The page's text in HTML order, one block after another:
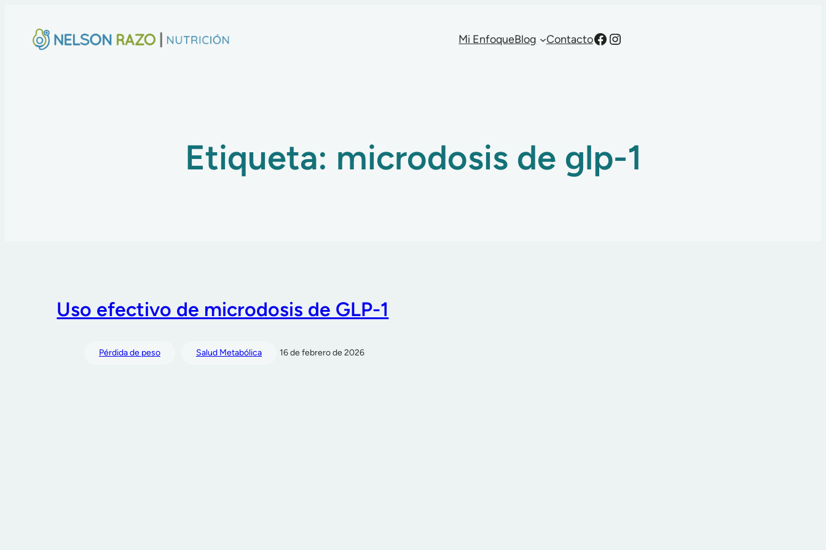
Mi EnfoqueBlog ContactoFacebook
Instagram
Etiqueta: microdosis de glp-1
Uso efectivo de microdosis de GLP-1
Pérdida de peso Salud Metabólica 16 de febrero de 2026